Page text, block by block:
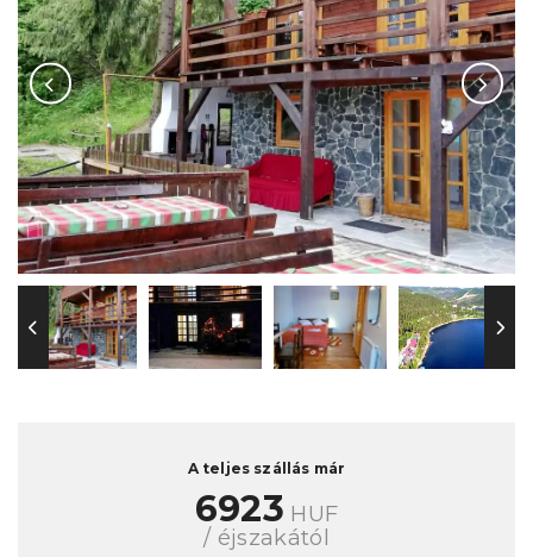
A teljes szállás már
6923 HUF
/ éjszakától